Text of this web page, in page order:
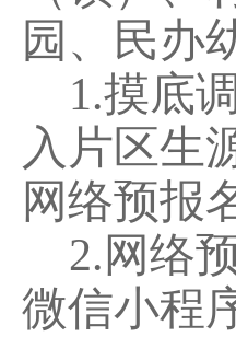
园、民办
1.摸底
入片区生
网络预报
2.网络
微信小程